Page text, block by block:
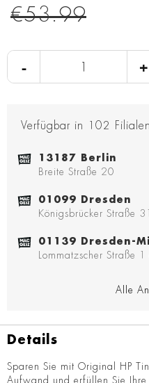
€53.99
- +
Verfügbar in 102 Filialen
13187 Berlin
Breite Straße 20
01099 Dresden
Königsbrücker Straße 31
01139 Dresden-
Lommatzscher Straße 1
Alle
Details
Sparen Sie mit Original HP
Aufwand und erfüllen Sie Ihre